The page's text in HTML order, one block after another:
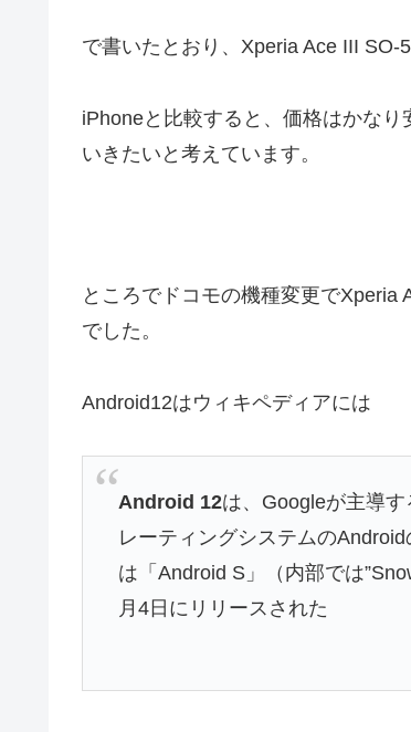
で書いたとおり、Xperia Ace III SO-
iPhoneと比較すると、価格はかな
いきたいと考えています。
ところでドコモの機種変更でXperia
でした。
Android12はウィキペディアには
Android 12は、Googleが主導
レーティングシステムの
は「Android S」（内部では
月4日にリリースされた